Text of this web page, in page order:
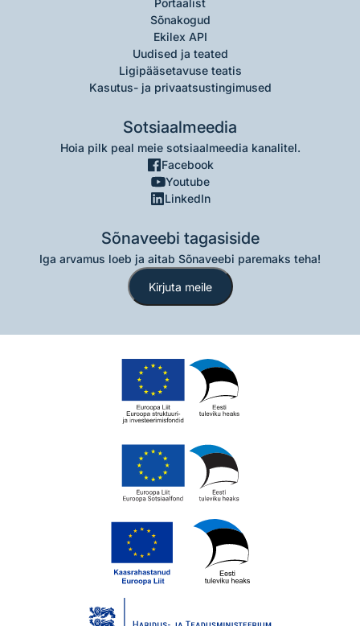
Portaalist
Sõnakogud
Ekilex API
Uudised ja teated
Ligipääsetavuse teatis
Kasutus- ja privaatsustingimused
Sotsiaalmeedia
Hoia pilk peal meie sotsiaalmeedia kanalitel.
Facebook
Youtube
LinkedIn
Sõnaveebi tagasiside
Iga arvamus loeb ja aitab Sõnaveebi paremaks teha!
Kirjuta meile